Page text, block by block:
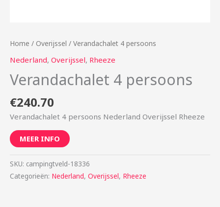
Home / Overijssel / Verandachalet 4 persoons
Nederland, Overijssel, Rheeze
Verandachalet 4 persoons
€240.70
Verandachalet 4 persoons Nederland Overijssel Rheeze
MEER INFO
SKU: campingtveld-18336
Categorieën: Nederland, Overijssel , Rheeze